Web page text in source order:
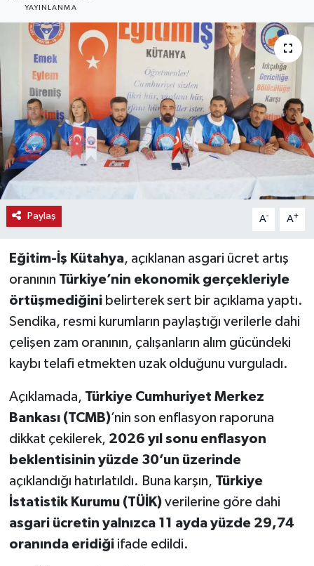
YAYINLANMA
Paylaş A- A+
Eğitim-İş Kütahya, açıklanan asgari ücret artış
oranının Türkiye’nin ekonomik gerçekleriyle
örtüşmediğinibelirterek sert bir açıklama yaptı.
Sendika, resmi kurumların paylaştığı verilerle dahi
çelişen zam oranının, çalışanların alım gücündeki
kaybı telafi etmekten uzak olduğunu vurguladı.
Açıklamada, Türkiye Cumhuriyet Merkez
Bankası (TCMB)’nin son enflasyon raporuna
dikkat çekilerek, 2026 yıl sonu enflasyon
beklentisinin yüzde 30’un üzerinde
açıklandığı hatırlatıldı. Buna karşın, Türkiye
İstatistik Kurumu (TÜİK)verilerine göre dahi
asgari ücretin yalnızca 11 ayda yüzde 29,74
oranında eridiğiifade edildi.
Haber
Haber İlanlar
Kültür-Sanat
Magazin
Resmi İlanlar
Seri İlan
Siyaset
Spor
Vasıta
Vefat Haberleri
Yaşam